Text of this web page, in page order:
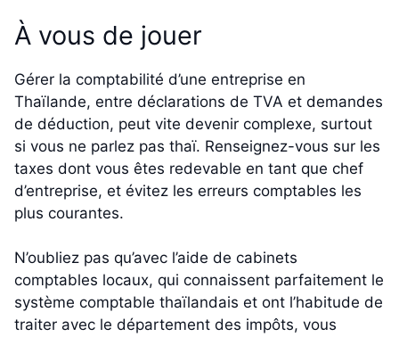
À vous de jouer
Gérer la comptabilité d’une entreprise en
Thaïlande, entre déclarations de TVA et demandes
de déduction, peut vite devenir complexe, surtout
si vous ne parlez pas thaï. Renseignez-vous sur les
taxes dont vous êtes redevable en tant que chef
d’entreprise, et évitez les erreurs comptables les
plus courantes.
N’oubliez pas qu’avec l’aide de cabinets
comptables locaux, qui connaissent parfaitement le
système comptable thaïlandais et ont l’habitude de
traiter avec le département des impôts, vous